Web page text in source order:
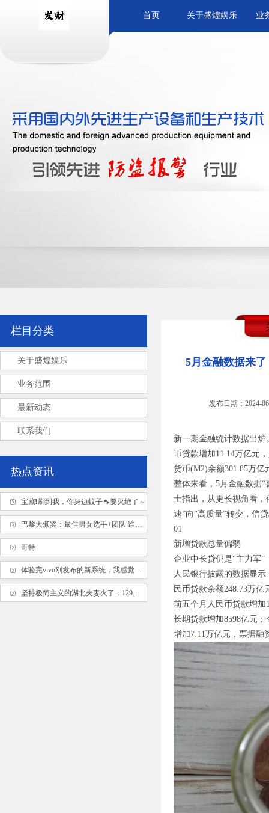
首页 关于盛煌娱乐 业
5月金融数据来
发布日期：2024-
新一期金融统计数据出
币贷款增加11.14万亿元
货币(M2)余额301.85万
整体来看，5月金融数据
士指出，从更长视角看
速”向“高质量”转变，信
01
新增贷款总量偏弱
企业中长贷仍是“主力军”
人民银行披露的数据显示
民币贷款余额248.73万亿
前五个月人民币贷款增加
长期贷款增加8598亿元
增加7.11万亿元，票据融
栏目分类
关于盛煌娱乐
业务范围
最新动态
联系我们
热点资讯
宝藏❗刷到我，你身边蚊子🦟要灭绝了～
巴黎大颁奖：最佳男女选手+团队 谁低于预期
哥特
体验完vivo刚发布的新系统，我感觉像是换了台手机…
坚持极简主义的湖北夫妻火了：129㎡家硬装只花了11万，太漂亮了